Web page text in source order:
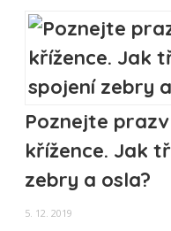
Poznejte
křížence. Jak
zebry a osla?
5. 12. 2019